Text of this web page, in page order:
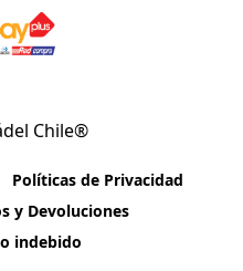
Chile®
Políticas de Privacidad
y Devoluciones
indebido